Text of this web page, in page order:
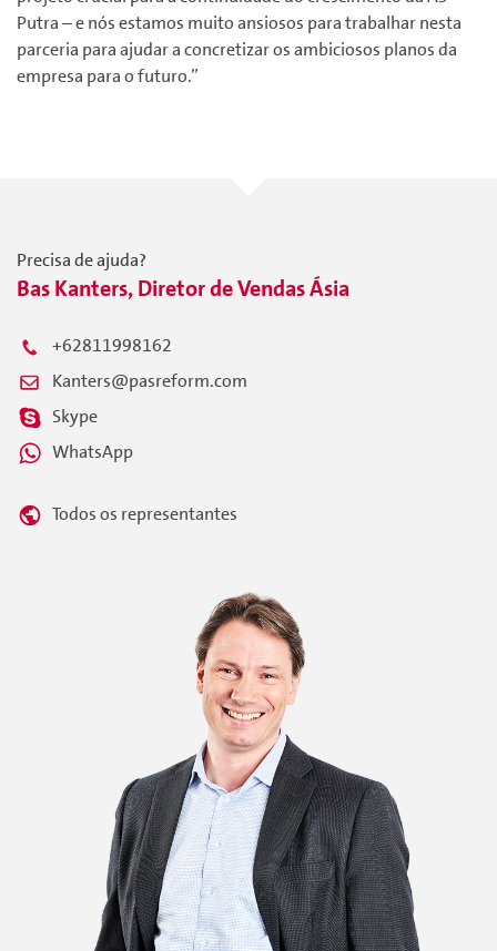
Putra – e nós estamos muito ansiosos para trabalhar nesta
parceria para ajudar a concretizar os ambiciosos planos da
empresa para o futuro.”
Precisa de ajuda?
Bas Kanters, Diretor de Vendas Ásia
+62811998162
Kanters@pasreform.com
Skype
WhatsApp
Todos os representantes